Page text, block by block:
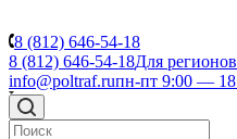
8 (812) 646-54-18
8 (812) 646-54-18Для
info@poltraf.ruпн-пт 9:00 —